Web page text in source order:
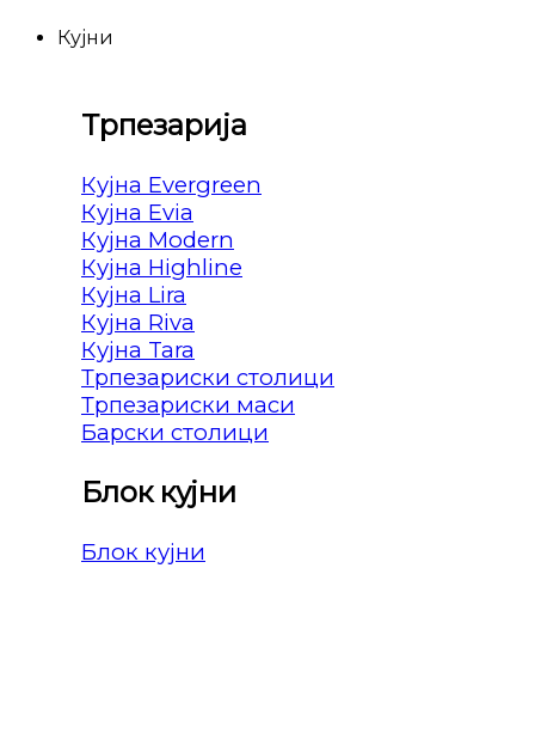
Кујни
Трпезарија
Кујна Evergreen
Кујна Evia
Кујна Modern
Кујна Highline
Кујна Lira
Кујна Riva
Кујна Tara
Трпезариски столици
Трпезариски маси
Барски столици
Блок кујни
Блок кујни